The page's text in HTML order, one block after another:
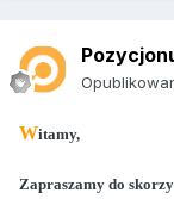
Witamy,
Zapraszamy do